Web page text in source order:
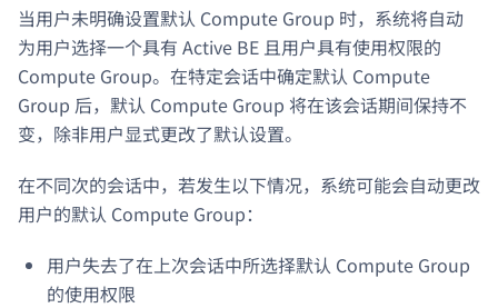
当用户未明确设置默认 Compute Group 时，系统将自动
为用户选择一个具有 Active BE 且用户具有使用权限的
Compute Group。在特定会话中确定默认 Compute
Group 后，默认 Compute Group 将在该会话期间保持不
变，除非用户显式更改了默认设置。
在不同次的会话中，若发生以下情况，系统可能会自动更改
用户的默认 Compute Group：
用户失去了在上次会话中所选择默认 Compute Group
的使用权限